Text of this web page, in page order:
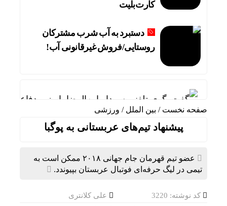
کارت‌بلیت
دستبرد به آب شرب مشترکان
روستایی/فروش غیرقانونی آب!
گفت‌وگوی تلفنی سردار ابن‌الرضا با وزیر دفاع
تخصیص سهمیه طرح ترافیک و کارت‌بلیت
نگرش تحلیلگران ترکیه به سیاست جدید امارات در
خشکسالی و گرمای شدید، انگلیس را در آستانه
صفحه نخست / بین الملل / ورزشی
پیشنهاد تیم‌های عربستانی به پوگبا
عضو تیم قهرمان جام جهانی ۲۰۱۸ ممکن است به
تیمی در لیگ حرفه‌ای فوتبال عربستان بپیوندد.
کد نوشته: 3220
علی کلانتری